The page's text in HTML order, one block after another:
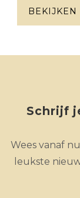
zit incl 2...
licht grijs
BEKIJKEN
Schrijf
Wees vanaf
leukste